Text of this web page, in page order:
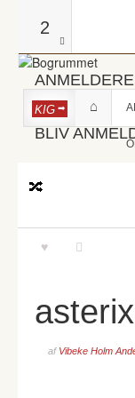
2
ANMELDERE
BLIV
KIG
asterix
af Vibeke Holm